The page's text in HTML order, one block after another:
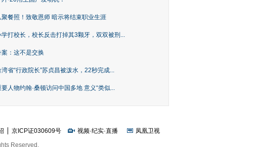
餐照！致敬恩师 暗示将结束职业生涯
打校长，校长反击打掉其3颗牙，双双被刑...
：这不是交换
省“行政院长”苏贞昌被泼水，22秒完成...
人物约翰·桑顿访问中国多地 意义“类似...
京ICP证030609号 视频·纪实·直播
凤凰卫视
Reserved.